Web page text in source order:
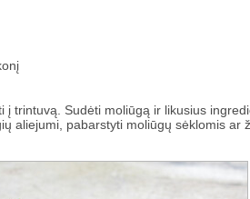
į trintuvą. Sudėti moliūgą ir likusius
aliejumi, pabarstyti moliūgų sėklomis ar